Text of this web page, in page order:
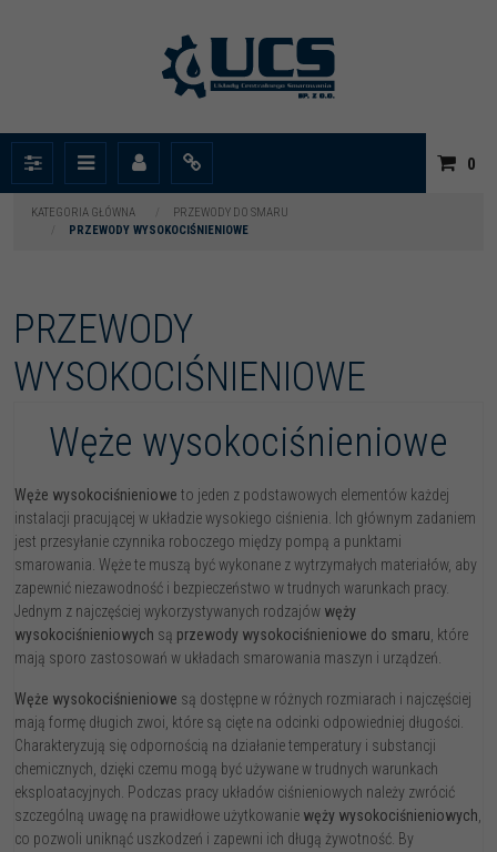
Panel Menu Panel Info
0
KATEGORIA GŁÓWNA
PRZEWODY DO SMARU
PRZEWODY WYSOKOCIŚNIENIOWE
PRZEWODY
WYSOKOCIŚNIENIOWE
Węże wysokociśnieniowe
Węże wysokociśnieniowe to jeden z podstawowych elementów każdej
instalacji pracującej w układzie wysokiego ciśnienia. Ich głównym zadaniem
jest przesyłanie czynnika roboczego między pompą a punktami
smarowania. Węże te muszą być wykonane z wytrzymałych materiałów, aby
zapewnić niezawodność i bezpieczeństwo w trudnych warunkach pracy.
Jednym z najczęściej wykorzystywanych rodzajów węży
wysokociśnieniowych są przewody wysokociśnieniowe do smaru , które
mają sporo zastosowań w układach smarowania maszyn i urządzeń.
Węże wysokociśnieniowe są dostępne w różnych rozmiarach i najczęściej
mają formę długich zwoi, które są cięte na odcinki odpowiedniej długości.
Charakteryzują się odpornością na działanie temperatury i substancji
chemicznych, dzięki czemu mogą być używane w trudnych warunkach
eksploatacyjnych. Podczas pracy układów ciśnieniowych należy zwrócić
szczególną uwagę na prawidłowe użytkowanie węży wysokociśnieniowych
co pozwoli uniknąć uszkodzeń i zapewni ich długą żywotność. By